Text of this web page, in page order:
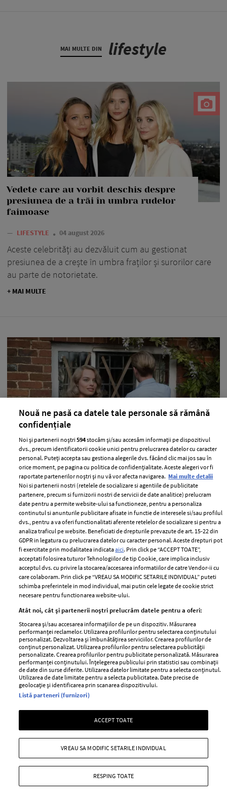
MAI MULTE DIN lifestyle
Vedete care au vorbit deschis despre
presiunea de a trăi în umbra rudelor
faimoase
— LIFESTYLE 04 august 2026
Aceste celebrități au dezvăluit cum au gestionat
presiunea de a crește în umbra fraților și surorilor care
au parte de notorietate.
+ MAI MULTE
În cuplu stabiliți greu obiective și nu
găsiți motivația pentru a le îndeplini?
Cum gratitudinea ar putea fi o soluție
LIFESTYLE 04 august 2026
Motivația dispare nu pentru că aveți motive solide care
să o anuleze, ci pentru că ați uitat să priviți cu
gratitudine tot ce ați construit împreună.
+ MAI MULTE
Filme și seriale noi de văzut în luna
august 2026 pe Netflix
LIFESTYLE 04 august 2026
În luna august ai ce să urmărești pe Netflix, așa că venim
în ajutorul tău cu o listă de filme și seriale noi pe care nu
+ MAI MULTE
Nouă ne pasă ca datele tale personale să rămână
confidențiale
Noi și partenerii noștri594stocăm și/sau accesăm informații pe dispozitivul
dvs., precum identificatorii cookie unici pentru prelucrarea datelor cu caracter
personal. Puteți accepta sau gestiona alegerile dvs. făcând clic mai jos sau în
orice moment, pe pagina cu politica de confidențialitate. Aceste alegeri vor fi
raportate partenerilor noștri și nu vă vor afecta navigarea. Mai multe detalii
Noi si partenerii nostri (retelele de socializare si agentiile de publicitate
partenere, precum si furnizorii nostri de servicii de date analitice) prelucram
date pentru a permite website-ului sa functioneze, pentru a personaliza
continutul si anunturile publicitare afisate in functie de interesele si/sau profilul
dvs., pentru a va oferi functionalitati aferente retelelor de socializare si pentru a
analiza traficul pe website. Beneficiati de drepturile prevazute de art. 15-22 din
GDPR in legatura cu prelucrarea datelor cu caracter personal. Aceste drepturi pot
fi exercitate prin modalitatea indicataaici. Prin click pe “ACCEPT TOATE”,
acceptati folosirea tuturor Tehnologiilor de tip Cookie, care implica inclusiv
acceptul dvs. cu privire la stocarea/accesarea informatiilor de catre Vendor-ii cu
care colaboram. Prin click pe “VREAU SA MODIFIC SETARILE INDIVIDUAL” puteti
schimba preferintele in mod individual, mai putin cele legate de cookie strict
necesare pentru functionarea website-ului.
Atât noi, cât și partenerii noștri prelucrăm datele pentru a oferi:
Stocarea și/sau accesarea informațiilor de pe un dispozitiv. Măsurarea
performanței reclamelor. Utilizarea profilurilor pentru selectarea conținutului
personalizat. Dezvoltarea și îmbunătățirea serviciilor. Crearea profilurilor de
conținut personalizat. Utilizarea profilurilor pentru selectarea publicității
personalizate. Crearea profilurilor pentru publicitate personalizată. Măsurarea
performanței conținutului. Înțelegerea publicului prin statistici sau combinații
de date din surse diferite. Utilizarea datelor limitate pentru a selecta conținutul.
Utilizarea de date limitate pentru a selecta publicitatea. Date precise de
geolocație și identificarea prin scanarea dispozitivului.
Listă parteneri (furnizori)
ACCEPT TOATE
RESPING TOATE
VREAU SA MODIFIC SETARILE INDIVIDUAL